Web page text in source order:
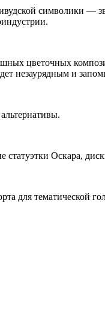
символики —
цветочных
незаурядным и
Оскара,
для тематической